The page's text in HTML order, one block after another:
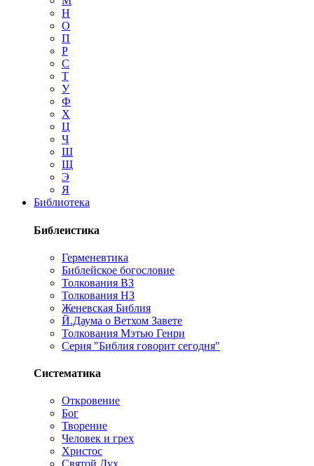
Н
О
П
Р
С
Т
У
Ф
Х
Ц
Ч
Ш
Щ
Э
Я
Библиотека
Библеистика
Герменевтика
Библейское богословие
Толкования ВЗ
Толкования НЗ
Женевская Библия
Й.Даума о Ветхом Завете
Толкования Мэтью Генри
Серия "Библия говорит сегодня"
Систематика
Откровение
Бог
Творение
Человек и грех
Христос